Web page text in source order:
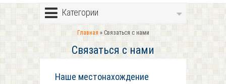
Категории
Главная» Связаться с нами
Связаться с нами
Наше местонахождение